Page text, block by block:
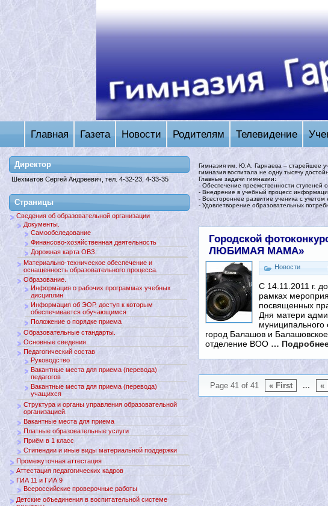
Главная Газета Новости Родителям Телевидение
Гимназия им. Ю.А. Гарнаева – старейшее
гимназия воспитала не одну тысячу
Главные задачи гимназии:
- Обеспечение преемственности ступеней
- Внедрение в учебный процесс
- Всестороннее развитие ученика с учетом
- Удовлетворение образовательных
Городской
ЛЮБИМАЯ МАМА»
Новости
С 14.11.2011 г.
рамках
посвященных
Дня матери
муниципального
город Балашов и
отделение ВОО …
Page 41 of 41 « First ... «
Директор
Шехматов Сергей Андреевич, тел. 4-32-23, 4-33-35
Страницы
Сведения об образовательной организации
Документы.
Самообследование
Финансово-хозяйственная деятельность
Дорожная карта ОВЗ.
Материально-техническое обеспечение и
оснащенность образовательного процесса.
Образование.
Информация о рабочих программах учебных
дисциплин
Информация об ЭОР, доступ к которым
обеспечивается обучающимся
Положение о порядке приема
Образовательные стандарты.
Основные сведения.
Педагогический состав
Руководство
Вакантные места для приема (перевода)
педагогов
Вакантные места для приема (перевода)
учащихся
Структура и органы управления образовательной
организацией.
Вакантные места для приема
Платные образовательные услуги
Приём в 1 класс
Стипендии и иные виды материальной поддержки
Промежуточная аттестация
Аттестация педагогических кадров
ГИА 11 и ГИА 9
Всероссийские проверочные работы
Детские объединения в воспитательной системе